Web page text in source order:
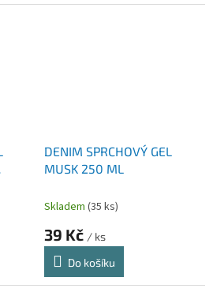
DENIM SPRCHOVÝ GEL
MUSK 250 ML
Skladem (35 ks)
39 Kč / ks
Do košíku